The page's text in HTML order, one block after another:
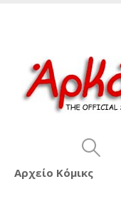
Αρχείο Κόμικς